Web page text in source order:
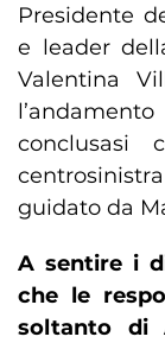
Presidente
e leader
Valentina
conclusasi
guidato da
A sentire i
che le
soltanto di